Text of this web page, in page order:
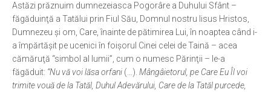
Biserici și mănăstiri
Viață curată
Nevoințe contemporane
Familia de azi
Astăzi prăznuim dumnezeiasca Pogorâre a Duhului Sfânt –
făgăduinţă a Tatălui prin Fiul Său, Domnul nostru Iisus Hristos,
Dumnezeu şi om, Care, înainte de pătimirea Lui, în noaptea când i-
a împărtăşit pe ucenici în foişorul Cinei celei de Taină – acea
cămăruţă “simbol al lumii”, cum o numesc Părinţii – le-a
făgăduit: “Nu vă voi lăsa orfani (…). Mângâietorul, pe Care Eu Îl voi
trimite vouă de la Tatăl, Duhul Adevărului, Care de la Tatăl purcede,